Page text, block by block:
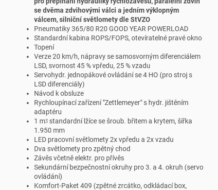
se dvěma zdvihovými válci a jedním výklopným
válcem, silniční světlomety dle StVZO
Pneumatiky 365/80 R20 GOOD YEAR POWERLOAD
Standardní kabina ROPS/FOPS, otevíratelné pravé okno
Topení
Verze 20 km/h, nápravy se samosvorným diferenciálem
LSD, svornost 45 % vpředu, 25 % vzadu
Servohydr. jednopákové ovládání se 4 HO (pro stroj s
LSD diferenciály)
Návod k obsluze
Rychloupínací zařízení "Zettlemeyer" s hydr. jištěním
adaptéru
1 mᶾ standardní lžíce se šroub. břitem a krytem, šířka
1.950 mm
LED pracovní světlomety 2x vpředu a 2x vzadu
Dva světlomety pro zpětný chod
Závěs včetně elektr. pro přívěs
Sekundární bezpečnostní okruhy pro 3. a 4. okruh (servo
ovládání)
Komfort-Paket 409 (zpětné zrcátko, odkládací box,